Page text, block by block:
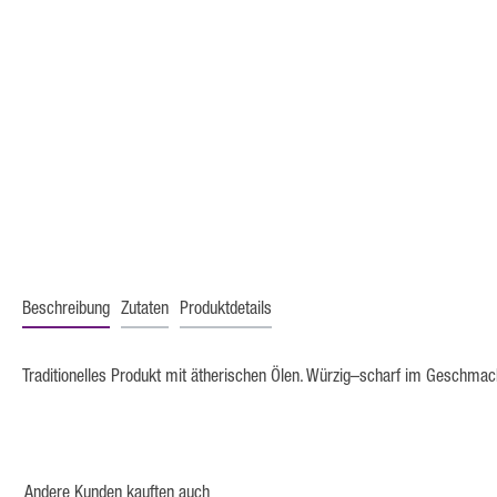
Beschreibung Zutaten Produktdetails
Traditionelles Produkt mit ätherischen Ölen. Würzig–scharf im
Andere Kunden kauften auch